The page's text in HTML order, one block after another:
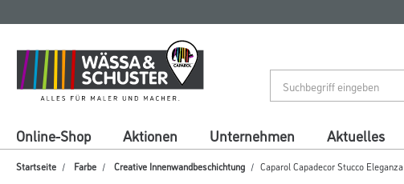
springen
springen
Online-Shop Aktionen Unternehmen Aktuelles
Startseite Farbe Creative Innenwandbeschichtung Caparol Capadecor Stucco Eleganza